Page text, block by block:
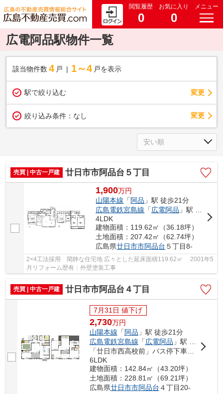
閲覧履歴
0
お気に入り
0
メニュー
広電阿品駅物件一覧
該当物件数 4 戸 1～4 戸を表示
駅で絞り込む 変更
絞り込み条件： なし 変更
売買 | 中古一戸建 廿日市市阿品台５丁目
1,900万円
山陽本線 「 阿品 」駅 徒歩21分
広島電鉄宮島線 「広電阿品 」駅 徒歩24分
4LDK
建物面積：119.62㎡（36.18坪）
土地面積：207.42㎡（62.74坪）
広島県廿日市市阿品台 ５丁目8-
2×4工法採用 閑静な住宅地 広々とした延床面積119.62㎡ 2001年5
月リフォーム歴有：外壁塗装工事
売買 | 中古一戸建 廿日市市阿品台４丁目
7月31日 値下げ
2,730万円
山陽本線 「 阿品 」駅 徒歩21分
広島電鉄宮島線 「広電阿品 」駅 徒歩24分
「廿日市西高校前」バス停下車 徒歩3分
6LDK
建物面積：142.84㎡（43.20坪）
土地面積：228.81㎡（69.21坪）
広島県廿日市市阿品台 ４丁目20-